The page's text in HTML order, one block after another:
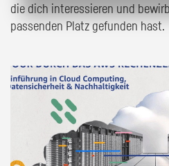
die dich interessieren und
passenden Platz gefunden hast.